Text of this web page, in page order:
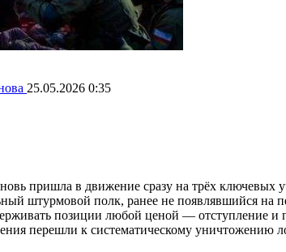
25.05.2026 0:35
пришла в движение сразу на трёх ключевых
штурмовой полк, ранее не появлявшийся на
позиции любой ценой — отступление
перешли к систематическому уничтожению